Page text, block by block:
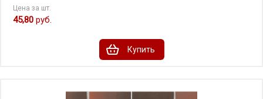
Цена за шт.
45,80 руб.
Купить